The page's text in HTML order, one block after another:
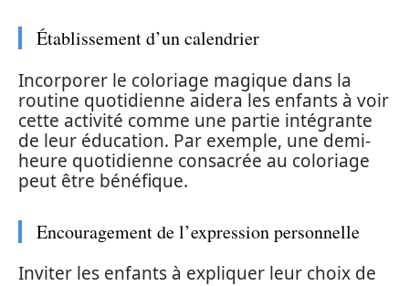
Établissement d’un calendrier
Incorporer le coloriage magique dans la
routine quotidienne aidera les enfants à voir
cette activité comme une partie intégrante
de leur éducation. Par exemple, une demi-
heure quotidienne consacrée au coloriage
peut être bénéfique.
Encouragement de l’expression personnelle
Inviter les enfants à expliquer leur choix de